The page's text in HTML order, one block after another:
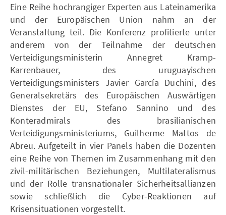
Eine Reihe hochrangiger Experten aus Lateinamerika
und der Europäischen Union nahm an der
Veranstaltung teil. Die Konferenz profitierte unter
anderem von der Teilnahme der deutschen
Verteidigungsministerin Annegret Kramp-
Karrenbauer, des uruguayischen
Verteidigungsministers Javier García Duchini, des
Generalsekretärs des Europäischen Auswärtigen
Dienstes der EU, Stefano Sannino und des
Konteradmirals des brasilianischen
Verteidigungsministeriums, Guilherme Mattos de
Abreu. Aufgeteilt in vier Panels haben die Dozenten
eine Reihe von Themen im Zusammenhang mit den
zivil-militärischen Beziehungen, Multilateralismus
und der Rolle transnationaler Sicherheitsallianzen
sowie schließlich die Cyber-Reaktionen auf
Krisensituationen vorgestellt.